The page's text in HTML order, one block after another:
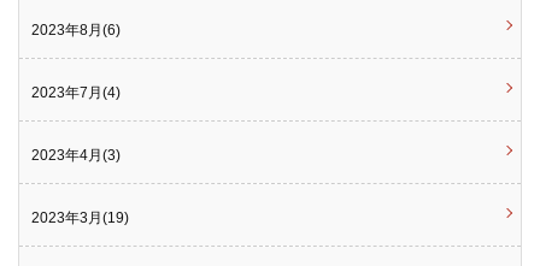
2023年8月(6)
2023年7月(4)
2023年4月(3)
2023年3月(19)